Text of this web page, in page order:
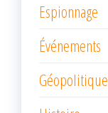
Espionnage
Événements
Géopolitique